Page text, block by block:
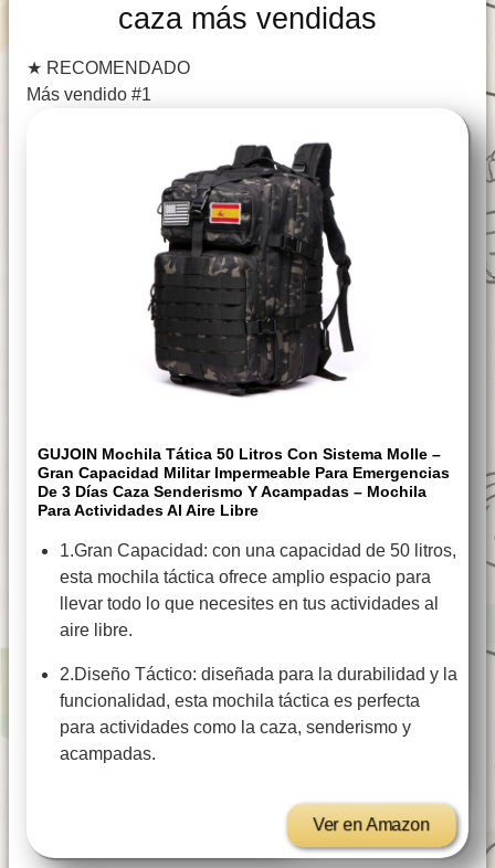
caza más vendidas
★ RECOMENDADO
Más vendido #1
GUJOIN Mochila Tática 50 Litros Con Sistema Molle –
Gran Capacidad Militar Impermeable Para Emergencias
De 3 Días Caza Senderismo Y Acampadas – Mochila
Para Actividades Al Aire Libre
1.Gran Capacidad: con una capacidad de 50 litros,
esta mochila táctica ofrece amplio espacio para
llevar todo lo que necesites en tus actividades al
aire libre.
2.Diseño Táctico: diseñada para la durabilidad y la
funcionalidad, esta mochila táctica es perfecta
para actividades como la caza, senderismo y
acampadas.
Ver en Amazon